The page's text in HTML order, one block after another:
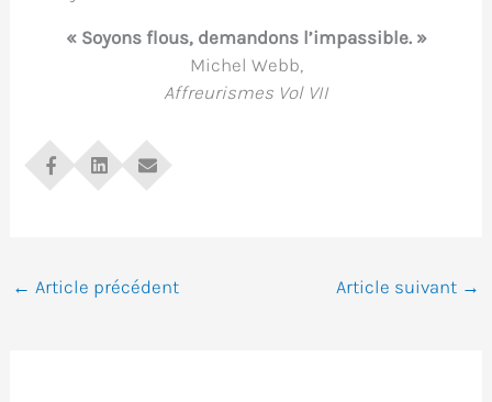
« Soyons flous, demandons l’impassible. »
Michel Webb,
Affreurismes Vol VII
← Article précédent Article suivant →